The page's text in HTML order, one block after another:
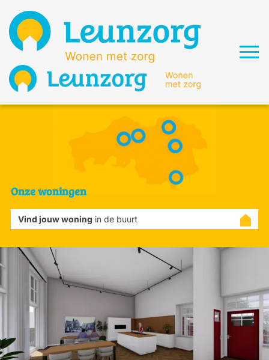
Onze woningen
Vind jouw woning in de buurt